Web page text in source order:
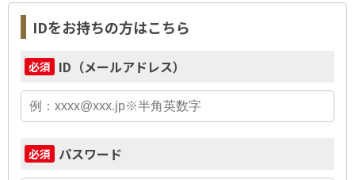
IDをお持ちの方はこちら
必須 ID（メールアドレス）
必須 パスワード